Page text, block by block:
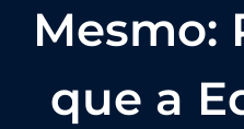
Mesmo:
que a